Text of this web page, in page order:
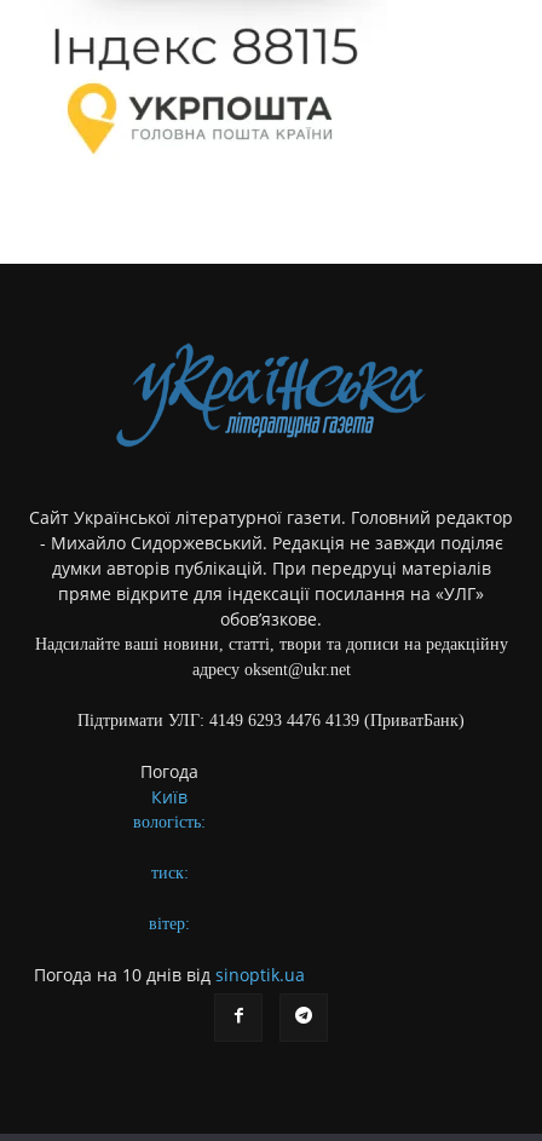
Сайт Української літературної газети. Головний редактор
- Михайло Сидоржевський. Редакція не завжди поділяє
думки авторів публікацій. При передруці матеріалів
пряме відкрите для індексації посилання на «УЛГ»
обов’язкове.
Надсилайте ваші новини, статті, твори та дописи на редакційну
адресу oksent@ukr.net
Підтримати УЛГ: 4149 6293 4476 4139 (ПриватБанк)
Погода
Київ
вологість:
тиск:
вітер:
Погода на 10 днів від sinoptik.ua